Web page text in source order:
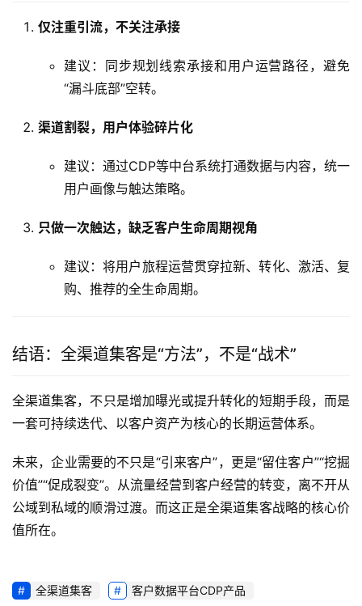
仅注重引流，不关注承接
建议：同步规划线索承接和用户运营路径，避免
“漏斗底部”空转。
渠道割裂，用户体验碎片化
建议：通过CDP等中台系统打通数据与内容，统一
用户画像与触达策略。
只做一次触达，缺乏客户生命周期视角
建议：将用户旅程运营贯穿拉新、转化、激活、复
购、推荐的全生命周期。
结语：全渠道集客是“方法”，不是“战术”
全渠道集客，不只是增加曝光或提升转化的短期手段，而是
一套可持续迭代、以客户资产为核心的长期运营体系。
未来，企业需要的不只是“引来客户”，更是“留住客户”“挖掘
价值”“促成裂变”。从流量经营到客户经营的转变，离不开从
公域到私域的顺滑过渡。而这正是全渠道集客战略的核心价
值所在。
全渠道集客 客户数据平台CDP产品